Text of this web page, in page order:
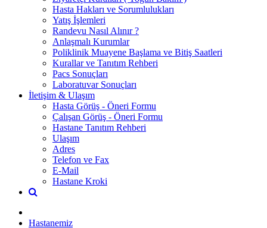
Hasta Hakları ve Sorumlulukları
Yatış İşlemleri
Randevu Nasıl Alınır ?
Anlaşmalı Kurumlar
Poliklinik Muayene Başlama ve Bitiş Saatleri
Kurallar ve Tanıtım Rehberi
Pacs Sonuçları
Laboratuvar Sonuçları
İletişim & Ulaşım
Hasta Görüş - Öneri Formu
Çalışan Görüş - Öneri Formu
Hastane Tanıtım Rehberi
Ulaşım
Adres
Telefon ve Fax
E-Mail
Hastane Kroki
Hastanemiz